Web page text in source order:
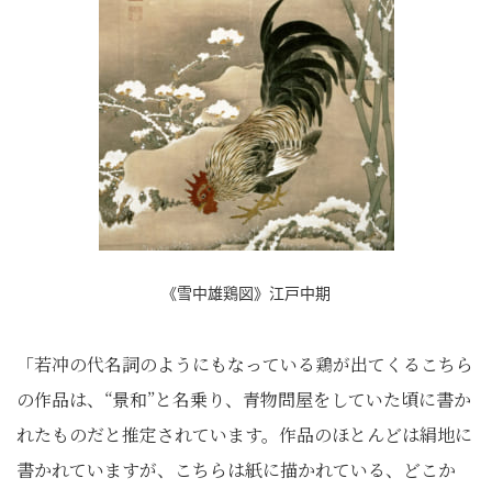
《雪中雄鶏図》江戸中期
「若冲の代名詞のようにもなっている鶏が出てくるこちら
の作品は、“景和”と名乗り、青物問屋をしていた頃に書か
れたものだと推定されています。作品のほとんどは絹地に
書かれていますが、こちらは紙に描かれている、どこか